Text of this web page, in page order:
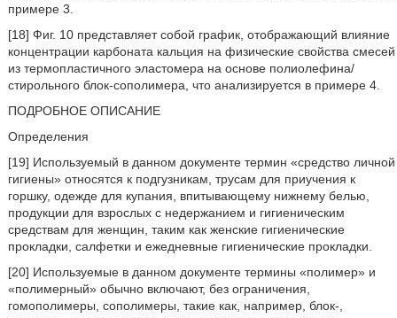
примере 3.
[18] Фиг. 10 представляет собой график, отображающий влияние
концентрации карбоната кальция на физические свойства смесей
из термопластичного эластомера на основе полиолефина/
стирольного блок-сополимера, что анализируется в примере 4.
ПОДРОБНОЕ ОПИСАНИЕ
Определения
[19] Используемый в данном документе термин «средство личной
гигиены» относятся к подгузникам, трусам для приучения к
горшку, одежде для купания, впитывающему нижнему белью,
продукции для взрослых с недержанием и гигиеническим
средствам для женщин, таким как женские гигиенические
прокладки, салфетки и ежедневные гигиенические прокладки.
[20] Используемые в данном документе термины «полимер» и
«полимерный» обычно включают, без ограничения,
гомополимеры, сополимеры, такие как, например, блок-,